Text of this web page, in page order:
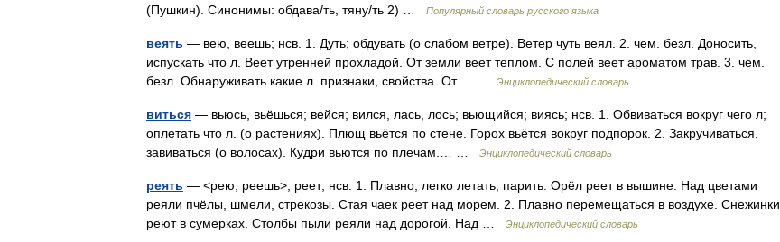
(Пушкин). Синонимы: обдава/ть, тяну/ть 2) …
Популярный словарь русского языка
веять — вею, веешь; нсв. 1. Дуть; обдувать (о слабом ветре). Ветер чуть веял. 2. чем. безл. Доносить,
испускать что л. Веет утренней прохладой. От земли веет теплом. С полей веет ароматом трав. 3. чем.
безл. Обнаруживать какие л. признаки, свойства. От… …
Энциклопедический словарь
виться — вьюсь, вьёшься; вейся; вился, лась, лось; вьющийся; виясь; нсв. 1. Обвиваться вокруг чего л;
оплетать что л. (о растениях). Плющ вьётся по стене. Горох вьётся вокруг подпорок. 2. Закручиваться,
завиваться (о волосах). Кудри вьются по плечам.… …
Энциклопедический словарь
реять — <рею, реешь>, реет; нсв. 1. Плавно, легко летать, парить. Орёл реет в вышине. Над цветами
реяли пчёлы, шмели, стрекозы. Стая чаек реет над морем. 2. Плавно перемещаться в воздухе. Снежинки
реют в сумерках. Столбы пыли реяли над дорогой. Над …
Энциклопедический словарь